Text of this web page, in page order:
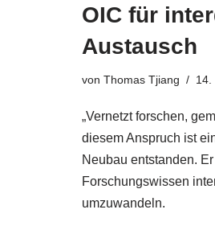
OIC für
Austausch
von Thomas Tjiang 14.
„Vernetzt forschen,
diesem Anspruch ist
Neubau entstanden.
Forschungswissen
umzuwandeln.